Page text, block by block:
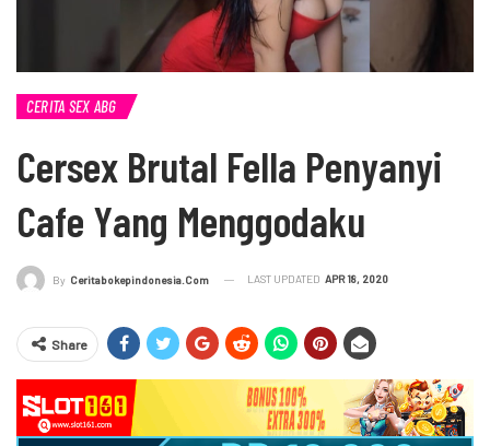
CERITA SEX ABG
Cersex Brutal Fella Penyanyi
Cafe Yang Menggodaku
By Ceritabokepindonesia.com LAST UPDATED APR 18, 2020
Share